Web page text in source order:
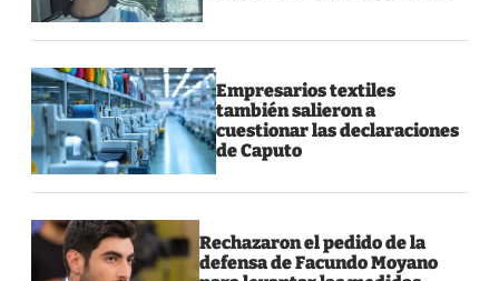
Empresarios textiles
también salieron a
cuestionar las declaraciones
de Caputo
Rechazaron el pedido de la
defensa de Facundo Moyano